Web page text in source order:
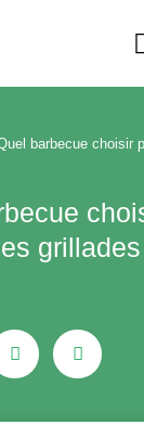
barbecue choisir